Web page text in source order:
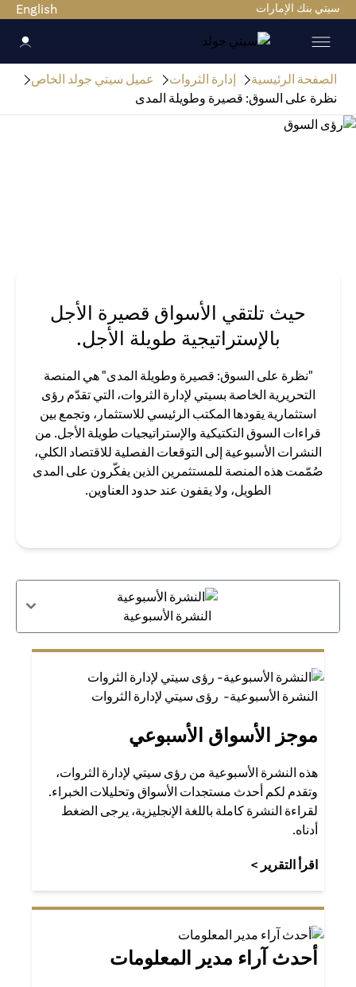
سيتي بنك الإمارات English
الصفحة الرئيسية إدارة الثروات
عميل سيتي جولد الخاص
نظرة على السوق: قصيرة وطويلة المدى
حيث تلتقي الأسواق قصيرة الأجل
بالإستراتيجية طويلة الأجل.
"نظرة على السوق: قصيرة وطويلة المدى" هي المنصة
التحريرية الخاصة بسيتي لإدارة الثروات، التي تقدّم رؤى
استثمارية يقودها المكتب الرئيسي للاستثمار، وتجمع بين
قراءات السوق التكتيكية والإستراتيجيات طويلة الأجل. من
النشرات الأسبوعية إلى التوقعات الفصلية للاقتصاد الكلي،
صُمّمت هذه المنصة للمستثمرين الذين يفكّرون على المدى
الطويل، ولا يقفون عند حدود العناوين.
النشرة الأسبوعية
النشرة الأسبوعية- رؤى سيتي لإدارة الثروات
موجز الأسواق الأسبوعي
هذه النشرة الأسبوعية من رؤى سيتي لإدارة الثروات،
وتقدم لكم أحدث مستجدات الأسواق وتحليلات الخبراء.
لقراءة النشرة كاملة باللغة الإنجليزية، يرجى الضغط
أدناه.
اقرأ التقرير >
أحدث آراء مدير المعلومات